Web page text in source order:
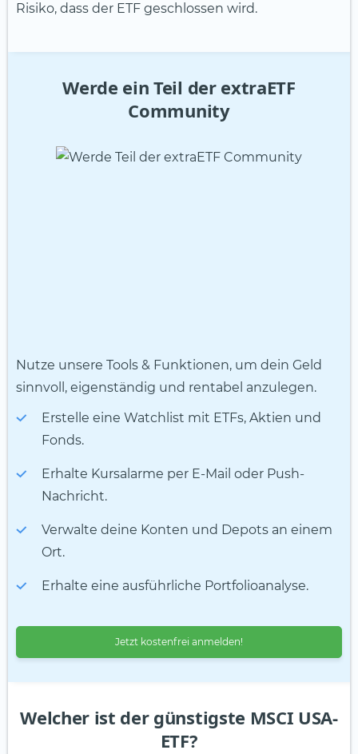
Risiko, dass der ETF geschlossen wird.
Werde ein Teil der extraETF
Community
Nutze unsere Tools & Funktionen, um dein Geld
sinnvoll, eigenständig und rentabel anzulegen.
Erstelle eine Watchlist mit ETFs, Aktien und
Fonds.
Erhalte Kursalarme per E-Mail oder Push-
Nachricht.
Verwalte deine Konten und Depots an einem
Ort.
Erhalte eine ausführliche Portfolioanalyse.
Jetzt kostenfrei anmelden!
Welcher ist der günstigste MSCI USA-
ETF?